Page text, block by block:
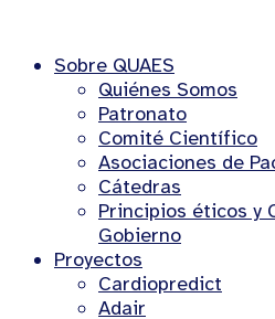
Sobre QUAES
Quiénes Somos
Patronato
Comité Científico
Asociaciones de
Cátedras
Principios éticos y
Gobierno
Proyectos
Cardiopredict
Adair